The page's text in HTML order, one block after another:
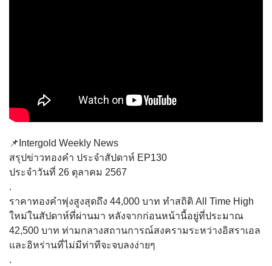
📌Intergold Weekly News
สรุปข่าวทองคำ ประจำสัปดาห์ EP130
ประจำวันที่ 26 ตุลาคม 2567
.
ราคาทองคำพุ่งสูงสุดถึง 44,000 บาท ทำสถิติ All Time High
ใหม่ในสัปดาห์ที่ผ่านมา หลังจากก่อนหน้านี้อยู่ที่ประมาณ
42,500 บาท ท่ามกลางสถานการณ์สงครามระหว่างอิสราเอล
และอิหร่านที่ไม่มีท่าทีจะจบลงง่ายๆ
.